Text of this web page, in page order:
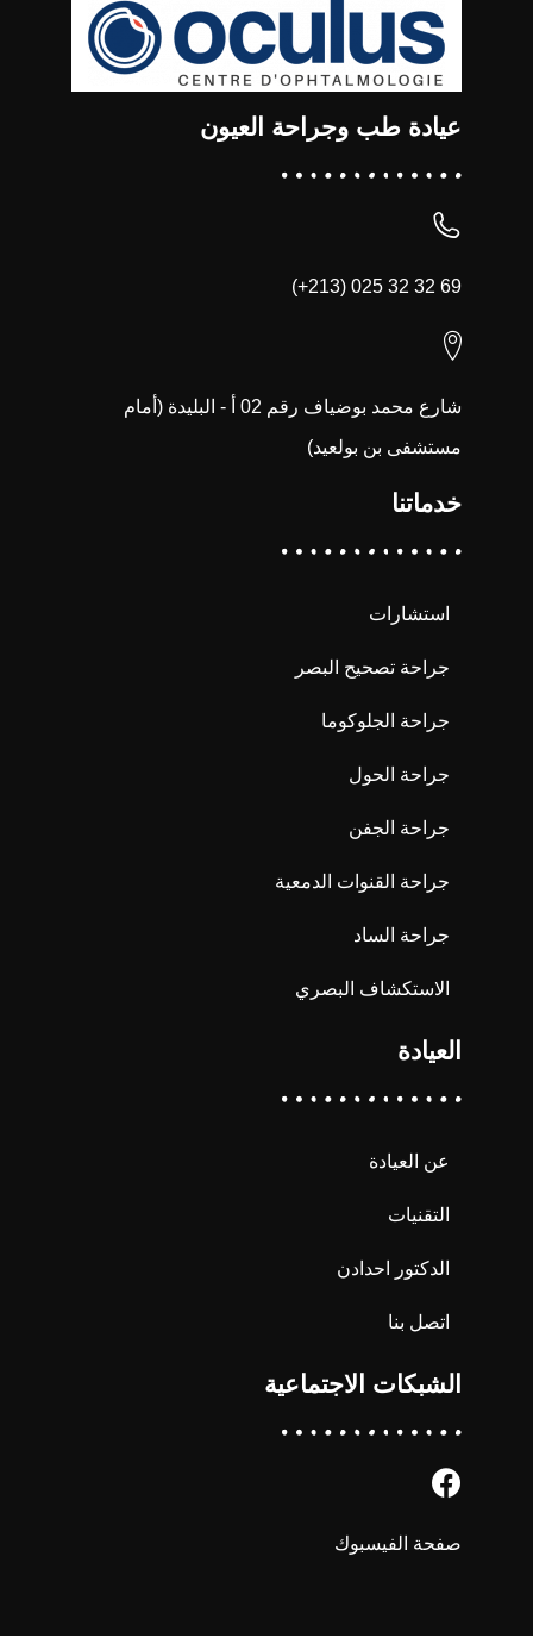
عيادة طب وجراحة العيون
(+213) 025 32 32 69
شارع محمد بوضياف رقم 02 أ - البليدة (أمام
مستشفى بن بولعيد)
خدماتنا
استشارات
جراحة تصحيح البصر
جراحة الجلوكوما
جراحة الحول
جراحة الجفن
جراحة القنوات الدمعية
جراحة الساد
الاستكشاف البصري
العيادة
عن العيادة
التقنيات
الدكتور احدادن
اتصل بنا
الشبكات الاجتماعية
صفحة الفيسبوك